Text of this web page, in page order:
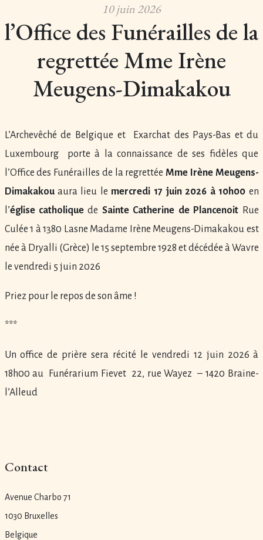
10 juin 2026
l’Office des Funérailles de la
regrettée Mme Irène
Meugens-Dimakakou
L’Archevêché de Belgique et Exarchat des Pays-Bas et du
Luxembourg porte à la connaissance de ses fidèles que
l’Office des Funérailles de la regrettée Mme Irène Meugens-
Dimakakouaura lieu le mercredi 17 juin 2026 à 10h00 en
l’église catholiquede Sainte Catherine de Plancenoit Rue
Culée 1 à 1380 Lasne Madame Irène Meugens-Dimakakou est
née à Dryalli (Grèce) le 15 septembre 1928 et décédée à Wavre
le vendredi 5 juin 2026
Priez pour le repos de son âme !
***
Un office de prière sera récité le vendredi 12 juin 2026 à
18h00 au Funérarium Fievet 22, rue Wayez – 1420 Braine-
l’Alleud
Contact
Avenue Charbo 71
1030 Bruxelles
Belgique